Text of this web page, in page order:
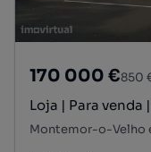
170 000 €850
Loja | Para